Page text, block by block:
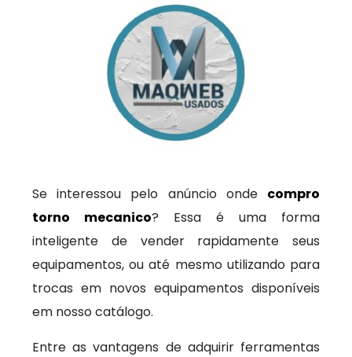
Se interessou pelo anúncio onde compro
torno mecanico? Essa é uma forma
inteligente de vender rapidamente seus
equipamentos, ou até mesmo utilizando para
trocas em novos equipamentos disponíveis
em nosso catálogo.
Entre as vantagens de adquirir ferramentas